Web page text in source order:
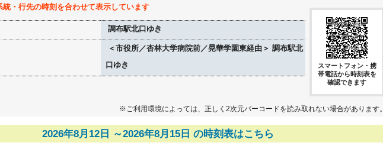
・行先の時刻を合わせて表示しています
調布駅北口ゆき
＜市役所／杏林大学病院前／晃華学園東経由＞ 調布駅北
口ゆき
スマートフォン・携
帯電話から時刻表を
確認できます
※ご利用環境によっては、正しく2次元バーコードを読み取れない場合があります。
2026年8月12日 ～2026年8月15日 の時刻表はこちら